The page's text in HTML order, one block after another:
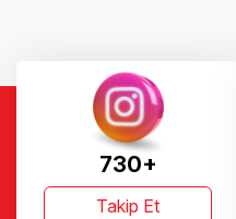
730+
Takip Et